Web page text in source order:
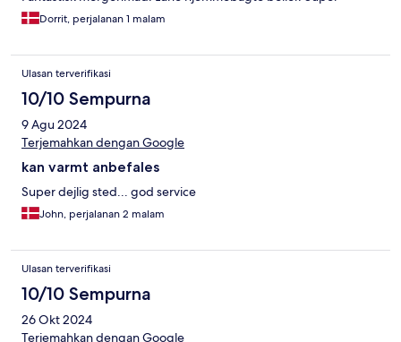
Dorrit, perjalanan 1 malam
Ulasan terverifikasi
10/10 Sempurna
9 Agu 2024
Terjemahkan dengan Google
kan varmt anbefales
Super dejlig sted... god service
John, perjalanan 2 malam
Ulasan terverifikasi
10/10 Sempurna
26 Okt 2024
Terjemahkan dengan Google